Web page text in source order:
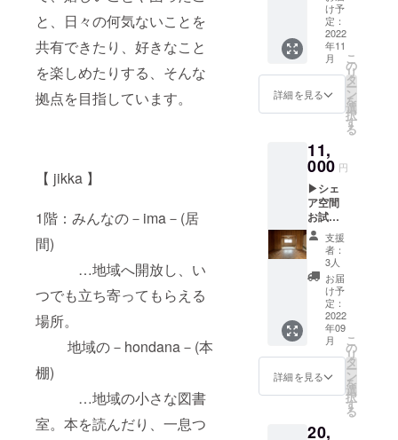
と、日々の何気ないことを
共有できたり、好きなこと
を楽しめたりする、そんな
拠点を目指しています。
【 jikka 】
1階：みんなの－ima－(居
間)
…地域へ開放し、い
つでも立ち寄ってもらえる
場所。
地域の－hondana－(本
棚)
…地域の小さな図書
室。本を読んだり、一息つ
koyomi
さんの
クロ
ワッサ
ン2個
・
TOMAR
ateliero
eufさん
フォン
ケーキ
（バニ
ラ味）1
個 ※最
短賞味
期限:発
送後2週
間（冷
凍） ※
原材料
及び添
の食品
表示は
ラベル
22:00開
催 ｰ 備
考欄に
ご記入
くださ
い ｰ ※ア
材など
可能な
応させ
ていた
だきま
す。 ※
お子様
連れで
の参加
も可能
です。
ご年齢
に合わ
せて対
応致し
ますの
い。(別
びスタ
ンド
【むす
んで、
にぎっ
て。】
をあな
たのた
に。
「こん
なこと
があっ
てね、
今こう
思って
て‥」
「うん
う
ん。」
色んな
ことが
起こる
日々、
美味し
いもの
息。 土
け予
定：
2022
年11
月
詳細を見る
こ
の
リ
タ
ー
ン
を
選
択
す
る
11,
000 円
▶シェ
ア空間
お試し
券(女性
限定) …
jikka2
階にあ
る女性
専用
シェア
空間
「kodo
mobey
a」の
1ヶ月間
券。 場
支援
者：
3人
お届
け予
定：
2022
年09
月
詳細を見る
こ
の
リ
タ
ー
ン
を
選
択
す
る
20,